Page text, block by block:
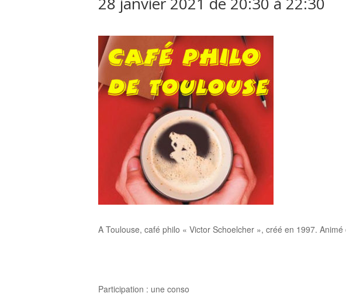
A Toulouse, café philo « Victor Schoelcher », créé en 1997.
Participation : une conso